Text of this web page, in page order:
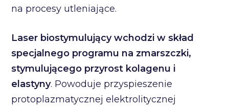
na procesy utleniające.
Laser biostymulujący wchodzi w skład
specjalnego programu na zmarszczki,
stymulującego przyrost kolagenu i
elastyny. Powoduje przyspieszenie
protoplazmatycznej elektrolitycznej